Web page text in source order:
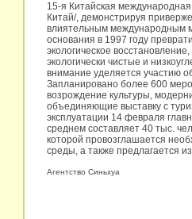
15-я Китайская
Китай/, демонстрируя
влиятельным международным
основания в 1997 году
экологическое
экологически чистые и
внимание уделяется участию
Запланировано более 600
возрождение культуры,
объединяющие выставку с
эксплуатации 14 февраля
среднем составляет 40 тыс.
которой провозглашается
среды, а также предлагается
Агентство Синьхуа